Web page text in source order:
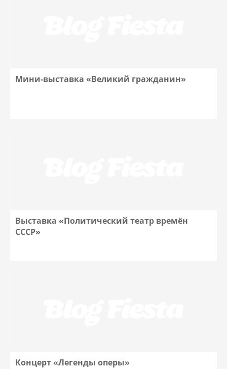
Мини-выставка «Великий гражданин»
Выставка «Политический театр времён
СССР»
Концерт «Легенды оперы»